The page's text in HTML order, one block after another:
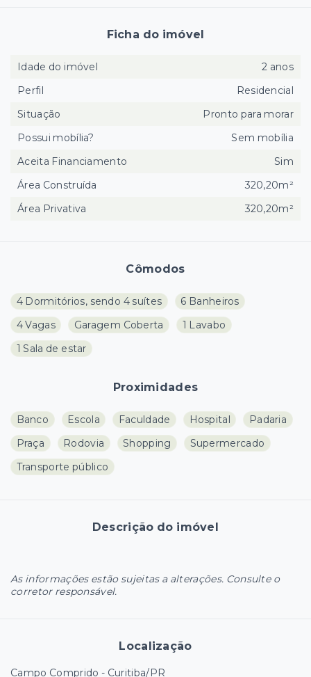
Cômodos
4 Dormitórios, sendo 4 suítes
6 Banheiros
4 Vagas
Garagem Coberta
1 Lavabo
1 Sala de estar
Proximidades
Banco Escola Faculdade Hospital
Padaria
Praça
Rodovia Shopping
Supermercado
Transporte público
Descrição do imóvel
As informações estão sujeitas a alterações. Consulte o
corretor responsável.
Localização
Campo Comprido - Curitiba/PR
Ficha do imóvel
Idade do imóvel
2 anos
Perfil
Residencial
Situação
Pronto para morar
Possui mobília?
Sem mobília
Aceita Financiamento
Sim
Área Construída
320,20m²
Área Privativa
320,20m²